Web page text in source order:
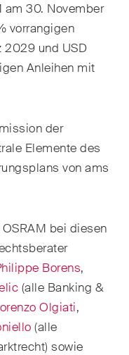
am 30. November
vorrangigen
2029 und USD
Anleihen mit
der
Elemente des
von ams
bei diesen
Borens,
(alle Banking &
Olgiati,
(alle
sowie